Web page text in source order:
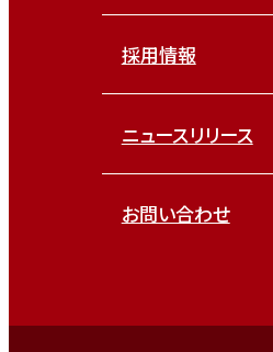
採用情報
ニュースリリース
お問い合わせ